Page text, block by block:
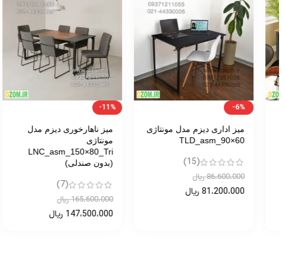
-6%
میز اداری دیزم مدل مونتاژی
TLD_asm_90×60
(15)
86،600،000 ریال
81،200،000ریال
-11%
میز ناهارخوری دیزم مدل
مونتاژی
LNC_asm_150×80_Tri
(بدون صندلی)
(7)
165،600،000 ریال
147،500،000ریال